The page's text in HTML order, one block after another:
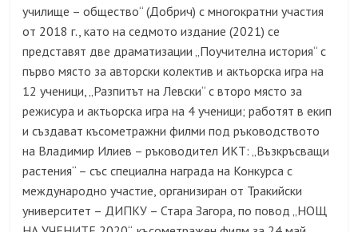
училище – общество“ (Добрич) с многократни участия
от 2018 г., като на седмото издание (2021) се
представят две драматизации „Поучителна история“ с
първо място за авторски колектив и актьорска игра на
12 ученици, „Разпитът на Левски“ с второ място за
режисура и актьорска игра на 4 ученици; работят в екип
и създават късометражни филми под ръководството
на Владимир Илиев – ръководител ИКТ: „Възкръсващи
растения“ – със специална награда на Конкурса с
международно участие, организиран от Тракийски
университет – ДИПКУ – Стара Загора, по повод „НОЩ